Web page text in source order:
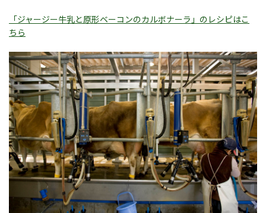
「ジャージー牛乳と原形ベーコンのカルボナーラ」のレシピはこ
ちら